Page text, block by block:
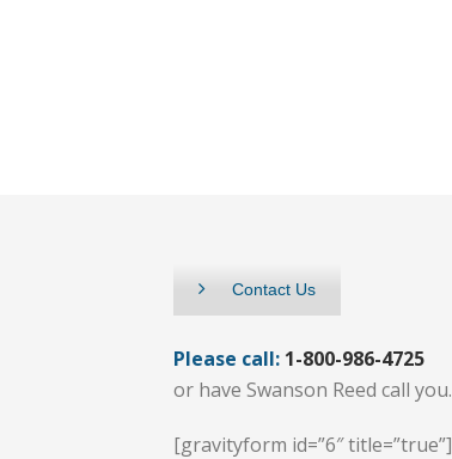
Contact Us
Please call: 1-800-986-4725
or have Swanson Reed call you.
[gravityform id=”6″ title=”true”]